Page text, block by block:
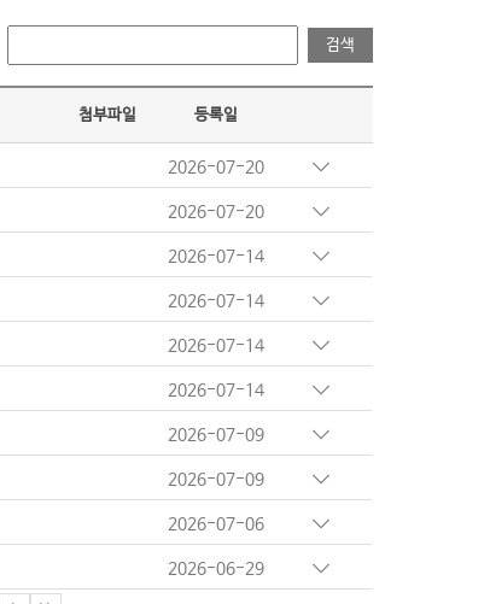
검색
첨부파일 등록일
2026-07-20
2026-07-20
2026-07-14
2026-07-14
2026-07-14
2026-07-14
2026-07-09
2026-07-09
2026-07-06
2026-06-29